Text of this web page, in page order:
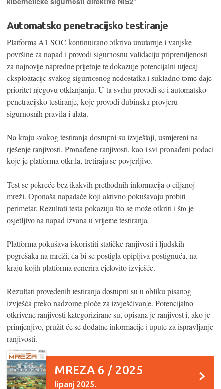
Automatsko penetracijsko testiranje
Platforma A1 SOC kontinuirano otkriva unutarnje i vanjske
površine za napad i provodi sigurnosnu validaciju pripremljenosti
za najnovije napredne prijetnje te dokazuje potencijalni utjecaj
eksploatacije svakog sigurnosnog nedostatka i sukladno tome daje
prioritet njegovu otklanjanju. U tu svrhu provodi se i automatsko
penetracijsko testiranje, koje provodi dubinsku provjeru
sigurnosnih pravila i alata.
Na kraju svakog testiranja dostupni su izvještaji, usmjereni na
rješenje ranjivosti. Pronađene ranjivosti, kao i svi pronađeni podaci
koje je platforma otkrila, tretiraju se povjerljivo.
Test se pokreće bez ikakvih prethodnih informacija o ciljanoj
mreži. Oponaša napadače koji aktivno pokušavaju probiti
perimetar. Rezultati testa pokazuju što se može otkriti i što je
osjetljivo na napad izvana u vrijeme testiranja.
Platforma pokušava iskoristiti statičke ranjivosti i ljudskih
pogrešaka na mreži, da bi se postigla opipljiva postignuća, na
kraju kojih platforma generira cjelovito izvješće.
Rezultati provedenih testiranja dostupni su u obliku pisanog
izvješća preko nadzorne ploče za izvješćivanje. Potencijalno
otkrivene ranjivosti kategorizirane su, opisana je ranjivost i, ako je
primjenjivo, pružit će se dodatne informacije i upute za ispravljanje
ranjivosti.
MREZA 6 / 2025
lipanj 2025.